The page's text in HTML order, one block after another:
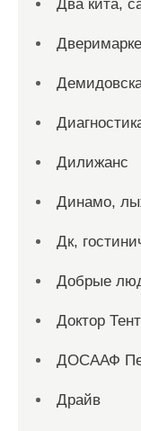
Два кита,
Дилижанс
Динамо,
Дк,
Добрые
Доктор Тент
ДОСААФ
Драйв